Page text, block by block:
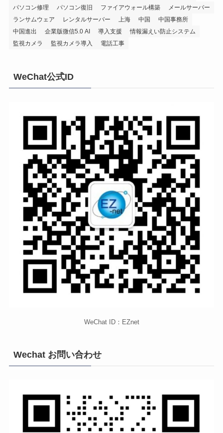
パソコン修理
パソコン復旧 ファイアウォール構築
メールサーバー
ランサムウェア
レンタルサーバー 上海 中国
中国事務所
中国進出
企業版微信5.0 AI 導入支援
情報漏えい防止システム
監視カメラ
監視カメラ導入 電話工事
WeChat公式ID
WeChat ID：EZnet
Wechat お問い合わせ